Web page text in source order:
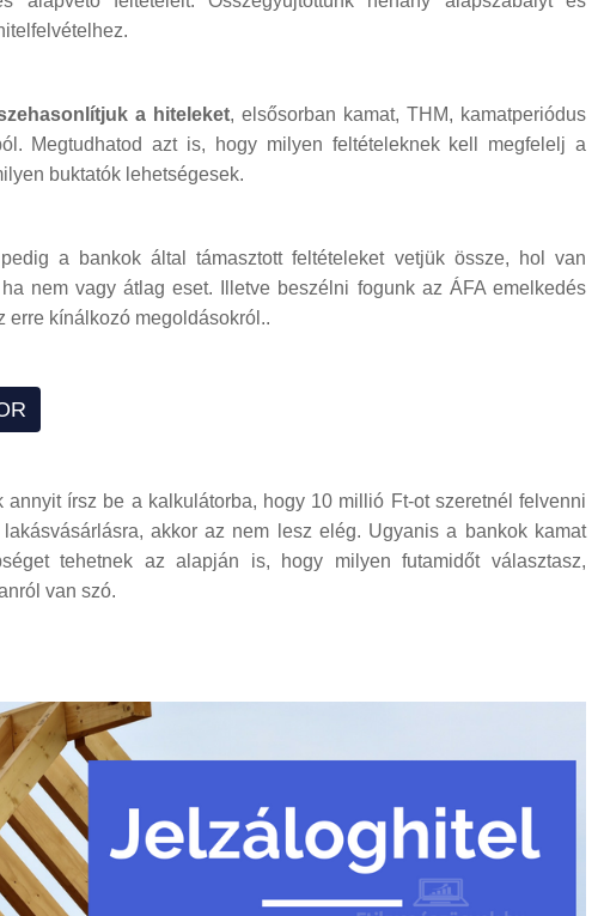
a hiteleket, elsősorban kamat, THM, kamatperiódus
Megtudhatod azt is, hogy milyen feltételeknek kell megfelelj a
buktatók lehetségesek.
pedig a bankok által támasztott feltételeket vetjük össze, hol van
nem vagy átlag eset. Illetve beszélni fogunk az ÁFA emelkedés
erre kínálkozó megoldásokról..
annyit írsz be a kalkulátorba, hogy 10 millió Ft-ot szeretnél felvenni
akkor az nem lesz elég. Ugyanis a bankok kamat
tehetnek az alapján is, hogy milyen futamidőt választasz,
van szó.